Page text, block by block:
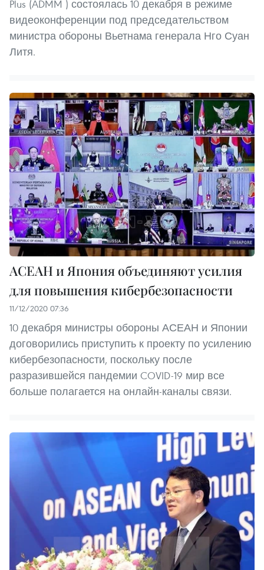
Plus (ADMM ) состоялась 10 декабря в режиме
видеоконференции под председательством
министра обороны Вьетнама генерала Нго Суан
Литя.
АСЕАН и Япония объединяют усилия
для повышения кибербезопасности
11/12/2020 07:36
10 декабря министры обороны АСЕАН и Японии
договорились приступить к проекту по усилению
кибербезопасности, поскольку после
разразившейся пандемии COVID-19 мир все
больше полагается на онлайн-каналы связи.